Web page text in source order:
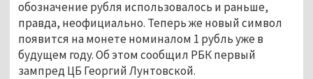
обозначение рубля использовалось и раньше,
правда, неофициально. Теперь же новый символ
появится на монете номиналом 1 рубль уже в
будущем году. Об этом сообщил РБК первый
зампред ЦБ Георгий Лунтовской.